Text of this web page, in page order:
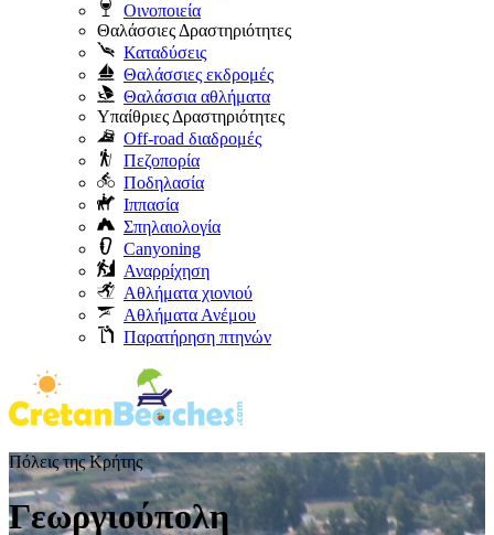
Οινοποιεία
Θαλάσσιες Δραστηριότητες
Καταδύσεις
Θαλάσσιες εκδρομές
Θαλάσσια αθλήματα
Υπαίθριες Δραστηριότητες
Off-road διαδρομές
Πεζοπορία
Ποδηλασία
Ιππασία
Σπηλαιολογία
Canyoning
Αναρρίχηση
Αθλήματα χιονιού
Αθλήματα Ανέμου
Παρατήρηση πτηνών
Πόλεις της Κρήτης
Γεωργιούπολη